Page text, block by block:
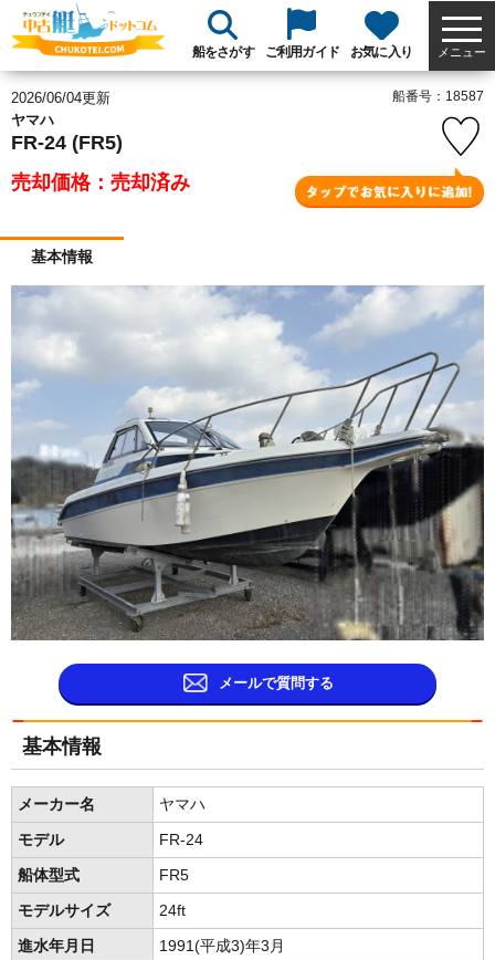
船をさがす ご利用ガイド お気に入り メニュー
2026/06/04更新
ヤマハ
FR-24 (FR5)
売却価格：売却済み
船番号：18587
基本情報
メールで質問する
基本情報
メーカー名 ヤマハ
モデル FR-24
船体型式 FR5
モデルサイズ 24ft
進水年月日 1991(平成3)年3月